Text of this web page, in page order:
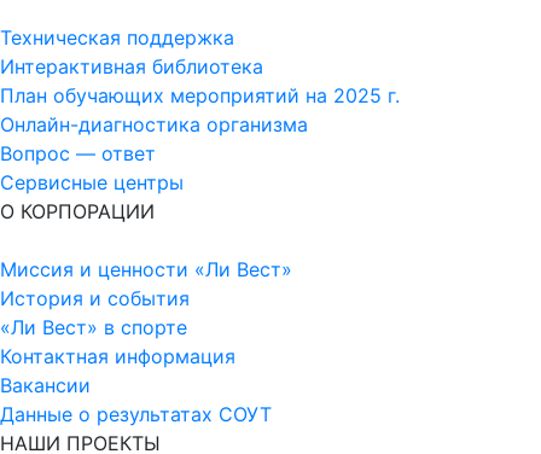
Техническая поддержка
Интерактивная библиотека
План обучающих мероприятий на 2025 г.
Онлайн-диагностика организма
Вопрос — ответ
Сервисные центры
О КОРПОРАЦИИ
Миссия и ценности «Ли Вест»
История и события
«Ли Вест» в спорте
Контактная информация
Вакансии
Данные о результатах СОУТ
НАШИ ПРОЕКТЫ